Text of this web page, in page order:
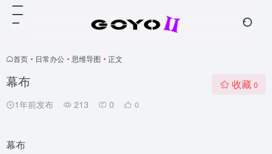
首页 • 日常办公 • 思维导图 • 正文
幕布
1年前发布 213 0 0
收藏 0
幕布